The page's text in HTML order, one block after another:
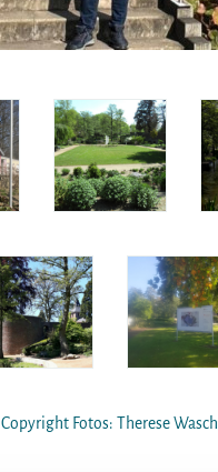
Copyright Fotos: Therese Wasch